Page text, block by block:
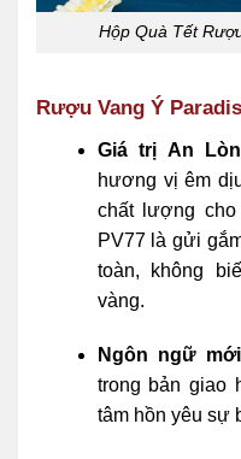
Hộp Quà Tết
Rượu Vang Ý
Giá trị An
hương vị êm
chất lượng
PV77 là gửi
toàn, không
vàng.
Ngôn ngữ
trong bản giao
tâm hồn yêu sự